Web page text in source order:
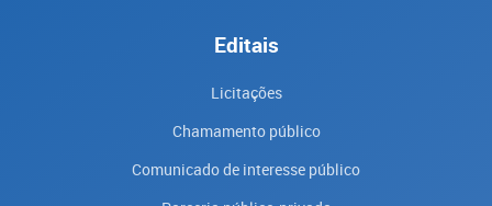
Editais
Licitações
Chamamento público
Comunicado de interesse público